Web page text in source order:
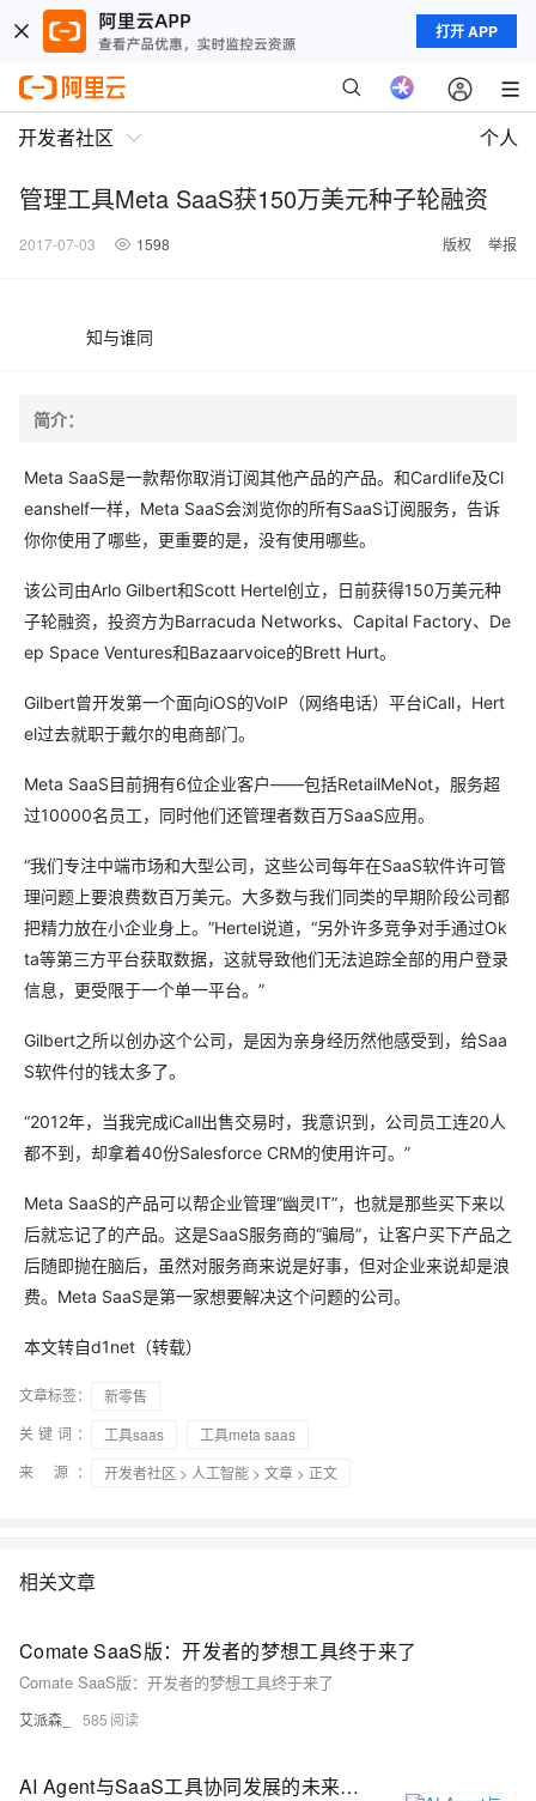
打开 APP
开发者社区 个人
管理工具Meta SaaS获150万美元种子轮融资
2017-07-03 1598 版权 举报
知与谁同
简介：
Meta SaaS是一款帮你取消订阅其他产品的产品。和Cardlife及Cl
eanshelf一样，Meta SaaS会浏览你的所有SaaS订阅服务，告诉
你你使用了哪些，更重要的是，没有使用哪些。
该公司由Arlo Gilbert和Scott Hertel创立，日前获得150万美元种
子轮融资，投资方为Barracuda Networks、Capital Factory、De
ep Space Ventures和Bazaarvoice的Brett Hurt。
Gilbert曾开发第一个面向iOS的VoIP（网络电话）平台iCall，Hert
el过去就职于戴尔的电商部门。
Meta SaaS目前拥有6位企业客户——包括RetailMeNot，服务超
过10000名员工，同时他们还管理者数百万SaaS应用。
“我们专注中端市场和大型公司，这些公司每年在SaaS软件许可管
理问题上要浪费数百万美元。大多数与我们同类的早期阶段公司都
把精力放在小企业身上。”Hertel说道，“另外许多竞争对手通过Ok
ta等第三方平台获取数据，这就导致他们无法追踪全部的用户登录
信息，更受限于一个单一平台。”
Gilbert之所以创办这个公司，是因为亲身经历然他感受到，给Saa
S软件付的钱太多了。
“2012年，当我完成iCall出售交易时，我意识到，公司员工连20人
都不到，却拿着40份Salesforce CRM的使用许可。”
Meta SaaS的产品可以帮企业管理“幽灵IT”，也就是那些买下来以
后就忘记了的产品。这是SaaS服务商的“骗局”，让客户买下产品之
后随即抛在脑后，虽然对服务商来说是好事，但对企业来说却是浪
费。Meta SaaS是第一家想要解决这个问题的公司。
本文转自d1net（转载）
文章标签：
新零售
关键词：
工具saas
工具meta saas
来 源：
开发者社区 > 人工智能 > 文章 > 正文
相关文章
Comate SaaS版：开发者的梦想工具终于来了
Comate SaaS版：开发者的梦想工具终于来了
艾派森_ 585
AI Agent与SaaS工具协同发展的未来：企业智能化的全新范式